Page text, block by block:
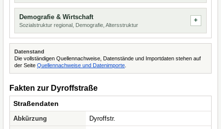
Demografie & Wirtschaft
Sozialstruktur regional, Demografie, Altersstruktur
Datenstand
Die vollständigen Quellennachweise, Datenstände und Importdaten stehen auf
der Seite Quellennachweise und Datenimporte
Fakten zur Dyroffstraße
Straßendaten
Abkürzung
Dyroffstr.